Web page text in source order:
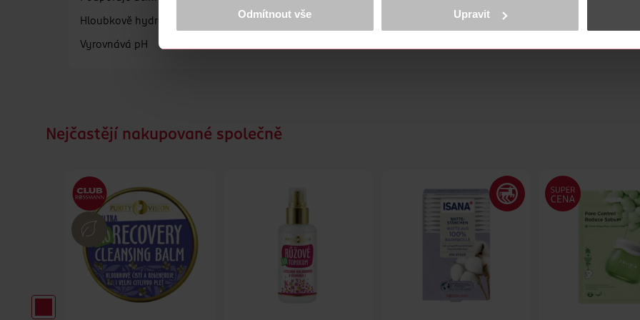
prohlášení o ochraně osobních údajů.
Děkujeme za pochopení. >více o cookies<
Odmítnout vše Upravit
Hloubkově hydratuje
Vyrovnává pH
Nejčastějí nakupované společně